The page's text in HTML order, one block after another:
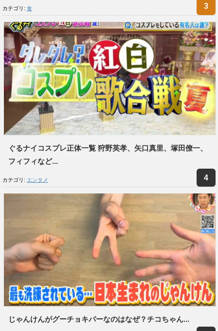
カテゴリ: 食
ぐるナイコスプレ正体一覧 狩野英孝、矢口真里、塚田僚一、
フィフィなど...
カテゴリ: エンタメ
じゃんけんがグーチョキパーなのはなぜ？チコちゃん...